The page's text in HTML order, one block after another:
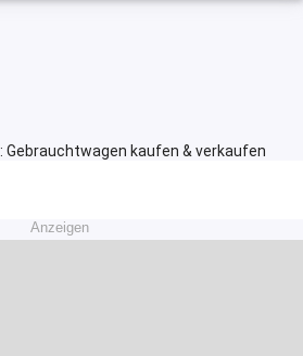
kaufen & verkaufen
Anzeigen